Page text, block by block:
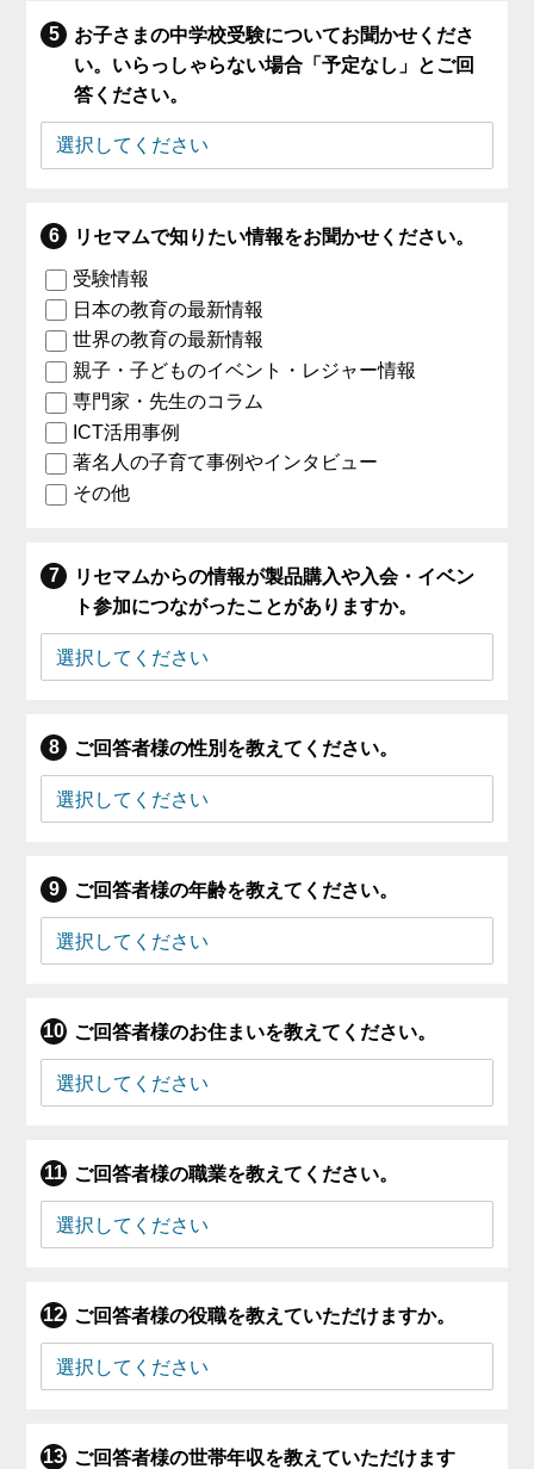
お子さまの中学校受験についてお聞かせくださ
い。いらっしゃらない場合「予定なし」とご回
答ください。
リセマムで知りたい情報をお聞かせください。
受験情報
日本の教育の最新情報
世界の教育の最新情報
親子・子どものイベント・レジャー情報
専門家・先生のコラム
ICT活用事例
著名人の子育て事例やインタビュー
その他
リセマムからの情報が製品購入や入会・イベン
ト参加につながったことがありますか。
ご回答者様の性別を教えてください。
ご回答者様の年齢を教えてください。
ご回答者様のお住まいを教えてください。
ご回答者様の職業を教えてください。
ご回答者様の役職を教えていただけますか。
ご回答者様の世帯年収を教えていただけます